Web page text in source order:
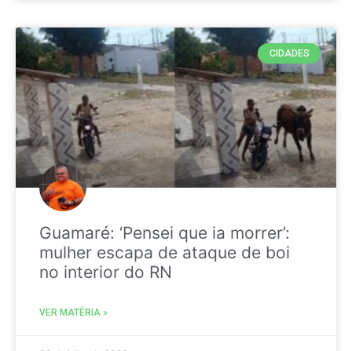
CIDADES
Guamaré: ‘Pensei que ia morrer’:
mulher escapa de ataque de boi
no interior do RN
VER MATÉRIA »